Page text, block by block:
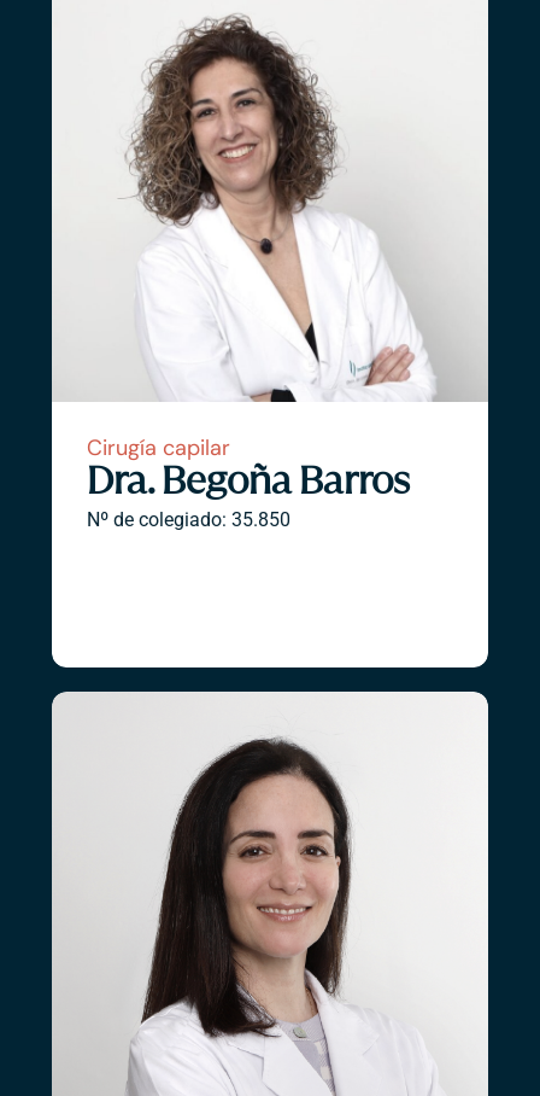
Cirugía capilar
Dra. Begoña Barros
Nº de colegiado: 35.850